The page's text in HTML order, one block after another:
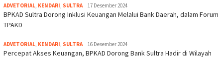
ADVETORIAL KENDARI SULTRA 17 Desember 2024
BPKAD Sultra Dorong Inklusi Keuangan Melalui Bank Daerah, dalam Forum
TPAKD
ADVETORIAL KENDARI SULTRA 16 Desember 2024
Percepat Akses Keuangan, BPKAD Dorong Bank Sultra Hadir di Wilayah